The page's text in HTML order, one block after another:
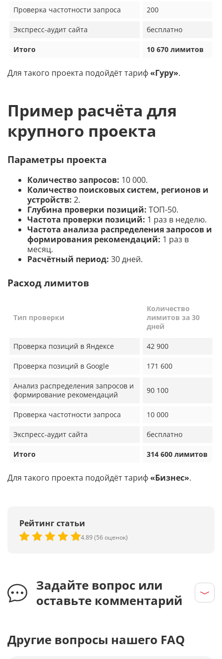
Проверка частотности запроса 200
Экспресс-аудит сайта бесплатно
Итого 10 670 лимитов
Для такого проекта подойдёт тариф«Гуру».
Пример расчёта для
крупного проекта
Параметры проекта
Количество запросов: 10 000.
Количество поисковых систем, регионов и
устройств: 2.
Глубина проверки позиций: ТОП-50.
Частота проверки позиций: 1 раз в неделю.
Частота анализа распределения запросов и
формирования рекомендаций: 1 раз в
месяц.
Расчётный период: 30 дней.
Расход лимитов
Тип проверки
Количество
лимитов за 30
дней
Проверка позиций в Яндексе 42 900
Проверка позиций в Google 171 600
Анализ распределения запросов и
формирование рекомендаций
90 100
Проверка частотности запроса 10 000
Экспресс-аудит сайта бесплатно
Итого 314 600 лимитов
Для такого проекта подойдёт тариф«Бизнес».
Рейтинг статьи
4.89 (56 оценок)
Задайте вопрос или
оставьте комментарий
Другие вопросы нашего FAQ